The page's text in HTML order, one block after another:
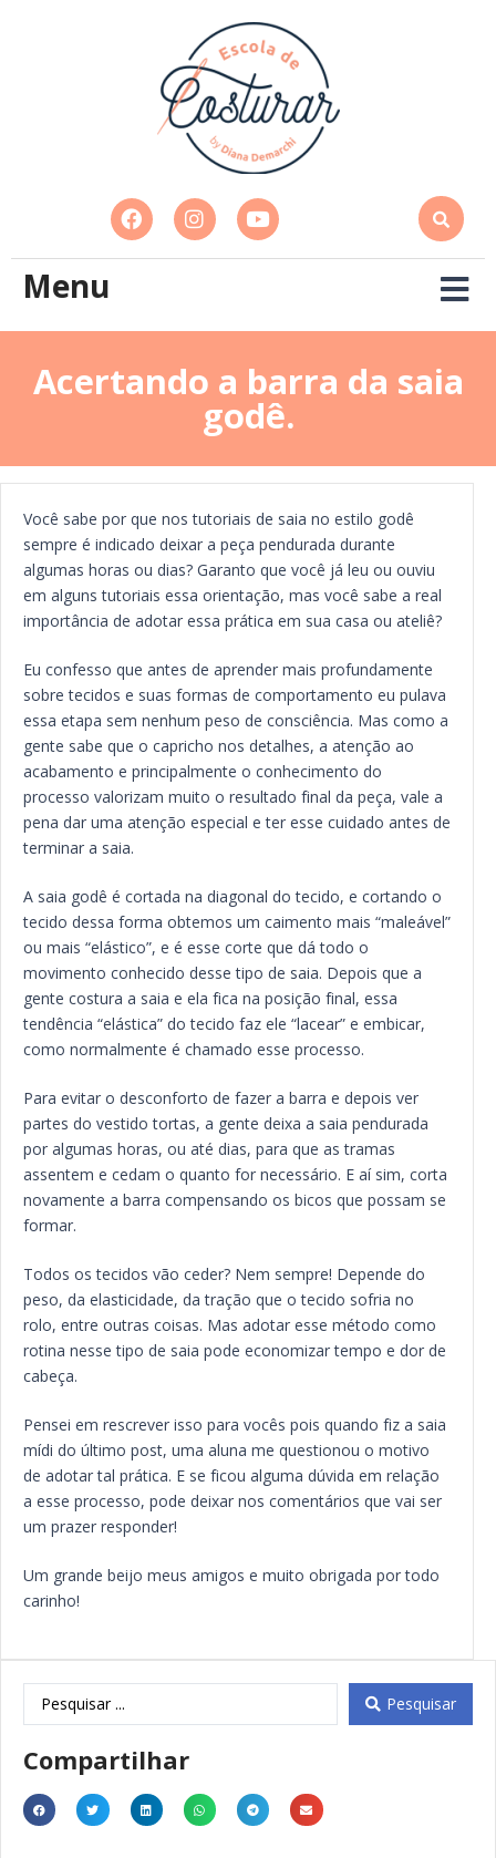
Menu
Acertando a barra da saia
godê.
Você sabe por que nos tutoriais de saia no estilo godê
sempre é indicado deixar a peça pendurada durante
algumas horas ou dias? Garanto que você já leu ou ouviu
em alguns tutoriais essa orientação, mas você sabe a real
importância de adotar essa prática em sua casa ou ateliê?
Eu confesso que antes de aprender mais profundamente
sobre tecidos e suas formas de comportamento eu pulava
essa etapa sem nenhum peso de consciência. Mas como a
gente sabe que o capricho nos detalhes, a atenção ao
acabamento e principalmente o conhecimento do
processo valorizam muito o resultado final da peça, vale a
pena dar uma atenção especial e ter esse cuidado antes de
terminar a saia.
A saia godê é cortada na diagonal do tecido, e cortando o
tecido dessa forma obtemos um caimento mais “maleável”
ou mais “elástico”, e é esse corte que dá todo o
movimento conhecido desse tipo de saia. Depois que a
gente costura a saia e ela fica na posição final, essa
tendência “elástica” do tecido faz ele “lacear” e embicar,
como normalmente é chamado esse processo.
Para evitar o desconforto de fazer a barra e depois ver
partes do vestido tortas, a gente deixa a saia pendurada
por algumas horas, ou até dias, para que as tramas
assentem e cedam o quanto for necessário. E aí sim, corta
novamente a barra compensando os bicos que possam se
formar.
Todos os tecidos vão ceder? Nem sempre! Depende do
peso, da elasticidade, da tração que o tecido sofria no
rolo, entre outras coisas. Mas adotar esse método como
rotina nesse tipo de saia pode economizar tempo e dor de
cabeça.
Pensei em rescrever isso para vocês pois quando fiz a saia
mídi do último post, uma aluna me questionou o motivo
de adotar tal prática. E se ficou alguma dúvida em relação
a esse processo, pode deixar nos comentários que vai ser
um prazer responder!
Um grande beijo meus amigos e muito obrigada por todo
carinho!
Pesquisar
Compartilhar